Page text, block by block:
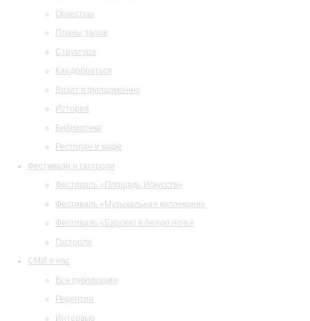
Оркестры
Планы залов
Структура
Как добраться
Визит в филармонию
История
Библиотека
Ресторан и кафе
Фестивали и гастроли
Фестиваль «Площадь Искусств»
Фестиваль «Музыкальная коллекция»
Фестиваль «Барокко в белую ночь»
Гастроли
СМИ о нас
Все публикации
Рецензии
Интервью